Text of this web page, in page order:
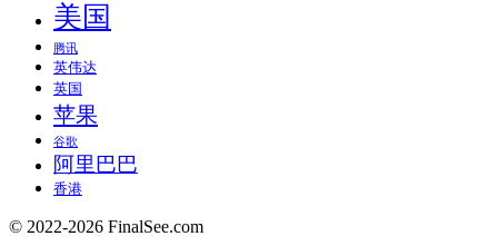
美国
腾讯
英伟达
英国
苹果
谷歌
阿里巴巴
香港
© 2022-2026 FinalSee.com